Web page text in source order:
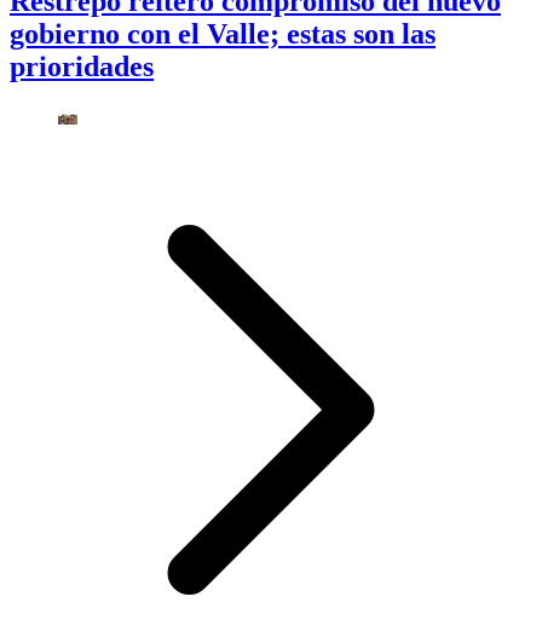
gobierno con el Valle; estas son las
prioridades